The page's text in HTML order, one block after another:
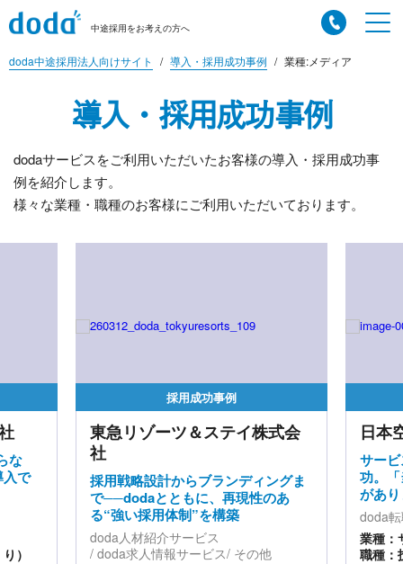
中途採用をお考えの方へ
doda中途採用法人向けサイト 導入・採用成功事例 業種:メディア
導入・採用成功事例
dodaサービスをご利用いただいたお客様の導入・採用成功事
例を紹介します。
様々な業種・職種のお客様にご利用いただいております。
な
で
）
採用成功事例
東急リゾーツ＆ステイ株式会
社
採用戦略設計からブランディングま
で──dodaとともに、再現性のあ
る“強い採用体制”を構築
doda人材紹介サービス
doda求人情報サービス その他
日本
サー
功。
があ
doda
業種：
職種：